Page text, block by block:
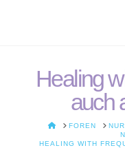
Healing
auch
HOMEFOREN
HEALING WITH